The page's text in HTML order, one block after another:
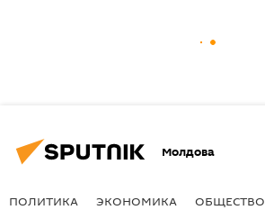
Молдова
ПОЛИТИКА ЭКОНОМИКА ОБЩЕСТВО